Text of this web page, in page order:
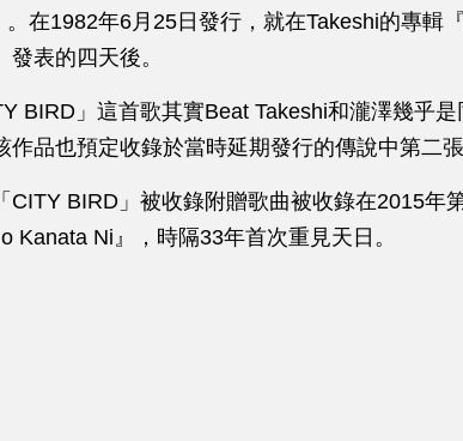
。在1982年6月25日發行，就在Takeshi的專輯
表的四天後。
BIRD」這首歌其實Beat Takeshi和瀧澤幾乎
作品也預定收錄於當時延期發行的傳說中第二
CITY BIRD」被收錄附贈歌曲被收錄在2015年
Kanata Ni 』 ，時隔33年首次重見天日。